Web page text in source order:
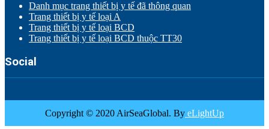
Danh mục trang thiết bị y tế đã thông quan
Trang thiết bị y tế loại A
Trang thiết bị y tế loại BCD
Trang thiết bị y tế loại BCD thuộc TT30
Social
Copyright © 2020 AirSeaGlobal. By eLightUp